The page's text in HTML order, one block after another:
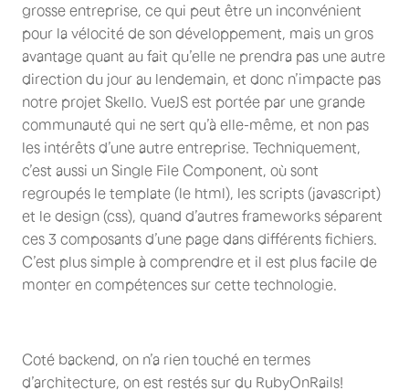
grosse entreprise, ce qui peut être un inconvénient
pour la vélocité de son développement, mais un gros
avantage quant au fait qu’elle ne prendra pas une autre
direction du jour au lendemain, et donc n’impacte pas
notre projet Skello. VueJS est portée par une grande
communauté qui ne sert qu’à elle-même, et non pas
les intérêts d’une autre entreprise. Techniquement,
c’est aussi un Single File Component, où sont
regroupés le template (le html), les scripts (javascript)
et le design (css), quand d’autres frameworks séparent
ces 3 composants d’une page dans différents fichiers.
C’est plus simple à comprendre et il est plus facile de
monter en compétences sur cette technologie.
Coté backend, on n’a rien touché en termes
d’architecture, on est restés sur du RubyOnRails!